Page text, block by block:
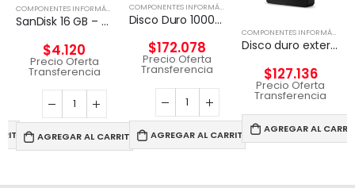
,DISCO EXTERNO COMPONENTES INFORMÁTICOS ,PENDRIVE
SanDisk 16 GB – USB 2.0
$4.120
Precio Oferta
Transferencia
AGREGAR AL CARRITO
COMPONENTES INFORMÁTICOS DISCO EXTERNO
Disco Duro 1000G PORTABLE SSD XS2000 USB 3.2 Gen 2
$172.078
Precio Oferta
Transferencia
AGREGAR AL CARRITO
COMPONENTES INFORMÁTICOS
Disco duro externo Seagate Expansion 4 TB Negro
$127.136
Precio Oferta
Transferencia
AGREGAR AL